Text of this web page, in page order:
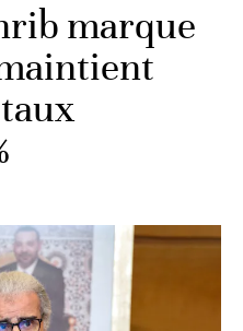
marque